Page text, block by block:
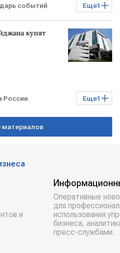
Еще1
событий
купят
Еще1
России
материалов
и
Оперативные
для
использования
бизнеса,
пресс-службами.